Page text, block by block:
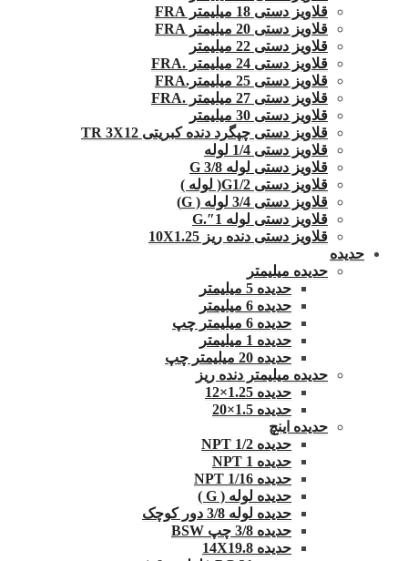
قلاویز دستی 18 میلیمتر FRA
قلاویز دستی 20 میلیمتر FRA
قلاویز دستی 22 میلیمتر
قلاویز دستی 24 میلیمتر .FRA
قلاویز دستی 25 میلیمتر.FRA
قلاویز دستی 27 میلیمتر .FRA
قلاویز دستی 30 میلیمتر
قلاویز دستی چپگرد دنده کبریتی TR 3X12
قلاویز دستی 1/4 لوله
قلاویز دستی لوله G 3/8
قلاویز دستی G1/2( لوله )
قلاویز دستی 3/4 لوله ( G)
قلاویز دستی لوله 1″.G
قلاویز دستی دنده ریز 10X1.25
حدیده
حدیده میلیمتر
حدیده 5 میلیمتر
حدیده 6 میلیمتر
حدیده 6 میلیمتر چپ
حدیده 1 میلیمتر
حدیده 20 میلیمتر چپ
حدیده میلیمتر دنده ریز
حدیده 1.25×12
حدیده 1.5×20
حدیده اینچ
حدیده 1/2 NPT
حدیده NPT 1
حدیده 1/16 NPT
حدیده لوله ( G )
حدیده لوله 3/8 دور کوچک
حدیده 3/8 چپ BSW
حدیده 14X19.8